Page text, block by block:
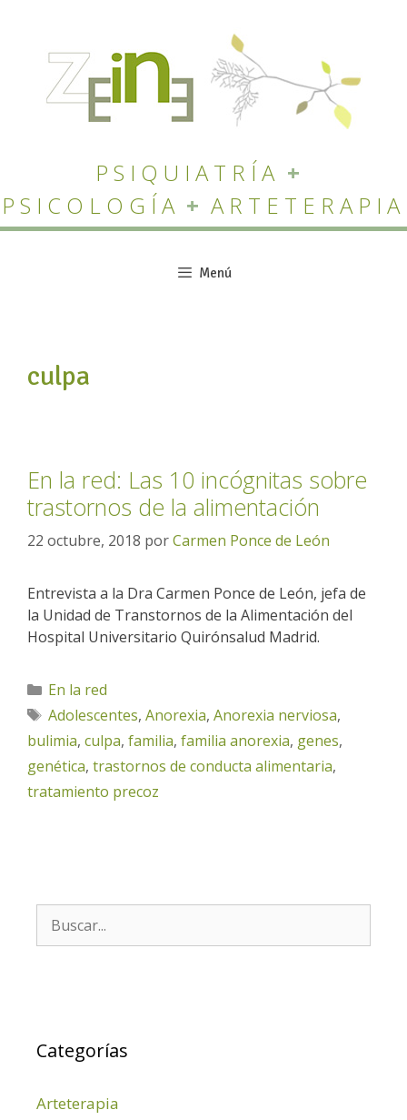
contenido
PSIQUIATRÍA +
PSICOLOGÍA + ARTETERAPIA
Menú
culpa
En la red: Las 10 incógnitas sobre
trastornos de la alimentación
22 octubre, 2018 porCarmen Ponce de León
Entrevista a la Dra Carmen Ponce de León, jefa de
la Unidad de Transtornos de la Alimentación del
Hospital Universitario Quirónsalud Madrid.
Categorías
En la red
Etiquetas
Adolescentes, Anorexia, Anorexia nerviosa,
bulimia, culpa, familia, familia anorexia, genes,
genética, trastornos de conducta alimentaria,
tratamiento precoz
Buscar:
Categorías
Arteterapia